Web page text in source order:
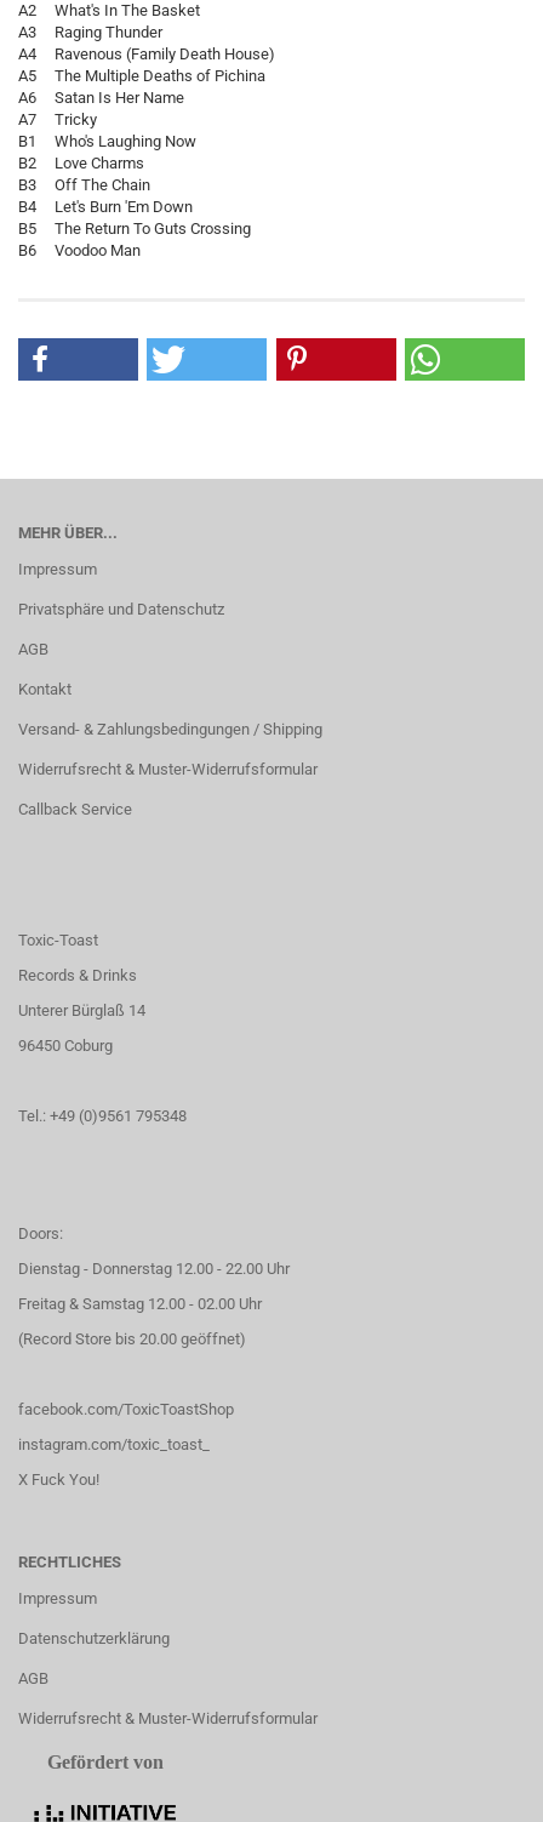
A2 What's In The Basket
A3 Raging Thunder
A4 Ravenous (Family Death House)
A5 The Multiple Deaths of Pichina
A6 Satan Is Her Name
A7 Tricky
B1 Who's Laughing Now
B2 Love Charms
B3 Off The Chain
B4 Let's Burn 'Em Down
B5 The Return To Guts Crossing
B6 Voodoo Man
MEHR ÜBER...
Impressum
Privatsphäre und Datenschutz
AGB
Kontakt
Versand- & Zahlungsbedingungen / Shipping
Widerrufsrecht & Muster-Widerrufsformular
Callback Service
Toxic-Toast
Records & Drinks
Unterer Bürglaß 14
96450 Coburg
Tel.: +49 (0)9561 795348
Doors:
Dienstag - Donnerstag 12.00 - 22.00 Uhr
Freitag & Samstag 12.00 - 02.00 Uhr
(Record Store bis 20.00 geöffnet)
facebook.com/ToxicToastShop
instagram.com/toxic_toast_
X Fuck You!
RECHTLICHES
Impressum
Datenschutzerklärung
AGB
Widerrufsrecht & Muster-Widerrufsformular
Gefördert von